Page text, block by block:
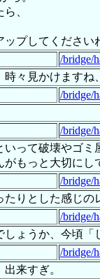
、
ップしてください
/bridge/
々見かけます
/bridge/
/bridge/
って破壊やゴ
もっと大切にし
/bridge/
たりとした感じの
/bridge/
ょうか、今頃
/bridge/
来すぎ。